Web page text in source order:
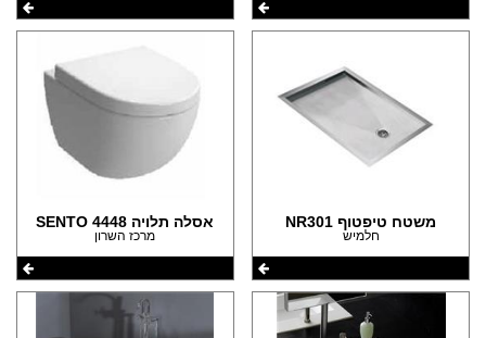
משטח טיפטוף NR301
חלמיש
אסלה תלויה SENTO 4448
מרכז השרון